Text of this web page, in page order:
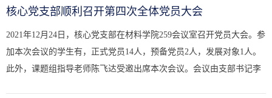
核心党支部顺利召开第四次全体党员大会
2021年12月24日，核心党支部在材料学院259会议室召开党员大会。参
加本次会议的学生有，正式党员14人，预备党员2人，发展对象1人。
此外，课题组指导老师陈飞达受邀出席本次会议。会议由支部书记李